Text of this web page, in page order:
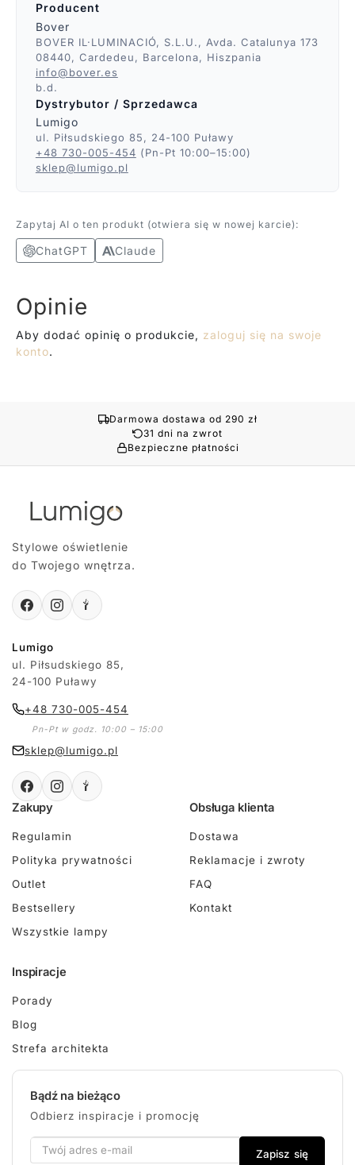
Producent
Bover
BOVER IL·LUMINACIÓ, S.L.U., Avda. Catalunya 173
08440, Cardedeu, Barcelona, Hiszpania
info@bover.es
b.d.
Dystrybutor / Sprzedawca
Lumigo
ul. Piłsudskiego 85, 24-100 Puławy
+48 730-005-454 (Pn-Pt 10:00–15:00)
sklep@lumigo.pl
Zapytaj AI o ten produkt (otwiera się w nowej karcie):
ChatGPT Claude
Opinie
Aby dodać opinię o produkcie, zaloguj się na swoje
konto.
Darmowa dostawa od 290 zł
31 dni na zwrot
Bezpieczne płatności
Stylowe oświetlenie
do Twojego wnętrza.
Lumigo
ul. Piłsudskiego 85,
24-100 Puławy
+48 730-005-454
Pn-Pt w godz. 10:00 – 15:00
sklep@lumigo.pl
Zakupy
Regulamin
Polityka prywatności
Outlet
Bestsellery
Wszystkie lampy
Obsługa klienta
Dostawa
Reklamacje i zwroty
FAQ
Kontakt
Inspiracje
Porady
Blog
Strefa architekta
Bądź na bieżąco
Odbierz inspiracje i promocję
Zapisz się